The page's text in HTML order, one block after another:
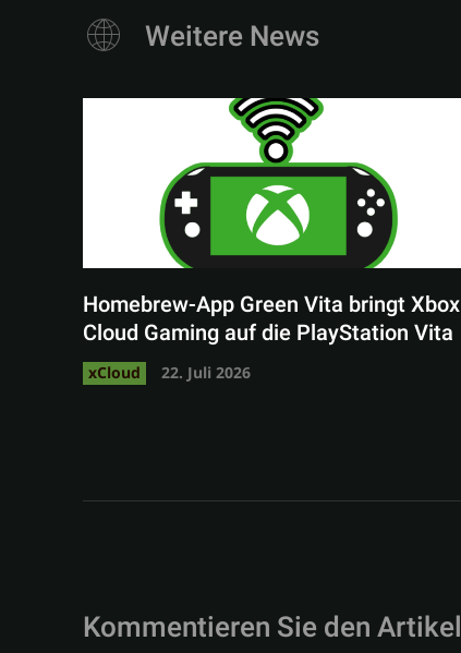
Weitere News
Homebrew-App Green Vita bringt Xbox
Cloud Gaming auf die PlayStation Vita
xCloud 22. Juli 2026
Kommentieren Sie den Artikel